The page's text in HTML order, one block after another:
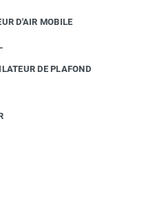
D'AIR MOBILE
DE PLAFOND